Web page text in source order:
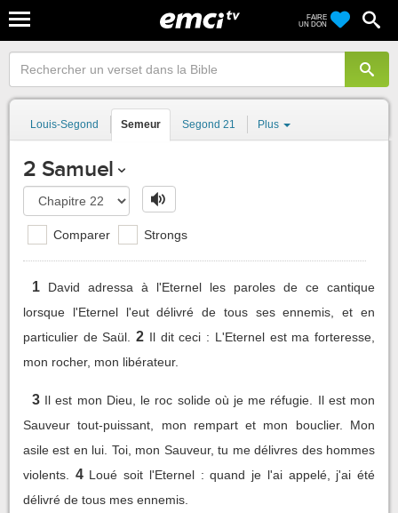
FAIRE
UN DON
Louis-Segond Semeur Segond 21 Plus
2 Samuel
Comparer Strongs
1
David adressa à l'Eternel les paroles de ce cantique
lorsque l'Eternel l'eut délivré de tous ses ennemis, et en
particulier de Saül.
2 Il dit ceci : L'Eternel est ma forteresse,
mon rocher, mon libérateur.
3 Il est mon Dieu, le roc solide où je me réfugie. Il est mon
Sauveur tout-puissant, mon rempart et mon bouclier. Mon
asile est en lui. Toi, mon Sauveur, tu me délivres des hommes
violents.
4 Loué soit l'Eternel : quand je l'ai appelé, j'ai été
délivré de tous mes ennemis.